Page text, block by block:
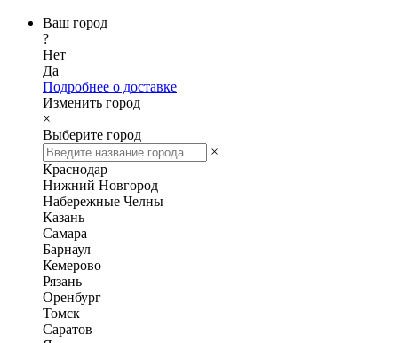
Ваш город
?
Нет
Да
Подробнее о доставке
Изменить город
×
Выберите город
×
Краснодар
Нижний Новгород
Набережные Челны
Казань
Самара
Барнаул
Кемерово
Рязань
Оренбург
Томск
Саратов